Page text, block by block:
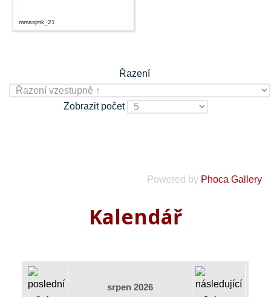
mmasjmk_21
Řazení
Zobrazit počet
Powered by Phoca Gallery
Kalendář
srpen 2026